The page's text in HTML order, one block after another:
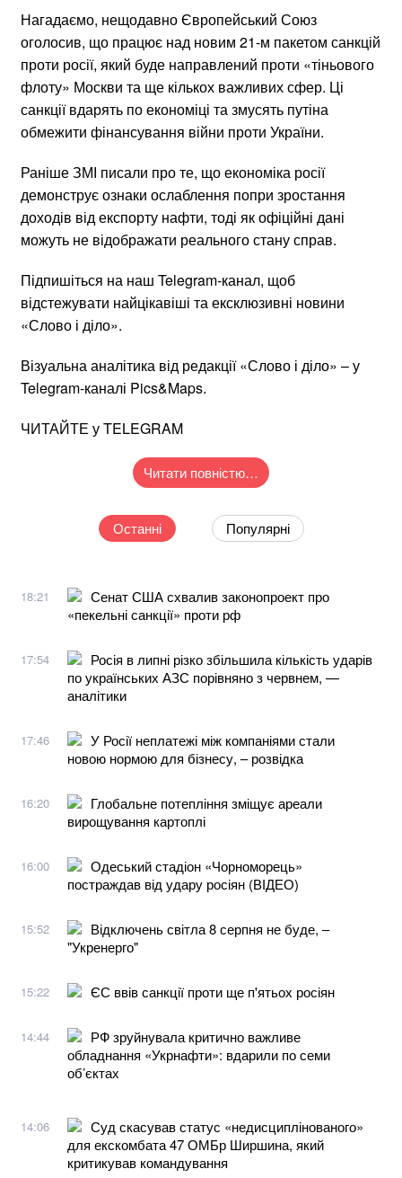
Нагадаємо, нещодавно Європейський Союз
оголосив, що працює над новим 21-м пакетом санкцій
проти росії, який буде направлений проти «тіньового
флоту» Москви та ще кількох важливих сфер. Ці
санкції вдарять по економіці та змусять путіна
обмежити фінансування війни проти України.
Раніше ЗМІ писали про те, що економіка росії
демонструє ознаки ослаблення попри зростання
доходів від експорту нафти, тоді як офіційні дані
можуть не відображати реального стану справ.
Підпишіться на наш Telegram-канал, щоб
відстежувати найцікавіші та ексклюзивні новини
«Слово і діло».
Візуальна аналітика від редакції «Слово і діло» – у
Telegram-каналі Pics&Maps.
ЧИТАЙТЕ у TELEGRAM
Читати повністю…
Останні Популярні
18:21
Сенат США схвалив законопроект про
«пекельні санкції» проти рф
17:54
Росія в липні різко збільшила кількість ударів
по українських АЗС порівняно з червнем, —
аналітики
17:46
У Росії неплатежі між компаніями стали
новою нормою для бізнесу, – розвідка
16:20
Глобальне потепління зміщує ареали
вирощування картоплі
16:00
Одеський стадіон «Чорноморець»
постраждав від удару росіян (ВІДЕО)
15:52
Відключень світла 8 серпня не буде, –
"Укренерго"
15:22 ЄС ввів санкції проти ще п'ятьох росіян
14:44
РФ зруйнувала критично важливе
обладнання «Укрнафти»: вдарили по семи
об’єктах
14:06
Суд скасував статус «недисциплінованого»
для екскомбата 47 ОМБр Ширшина, який
критикував командування